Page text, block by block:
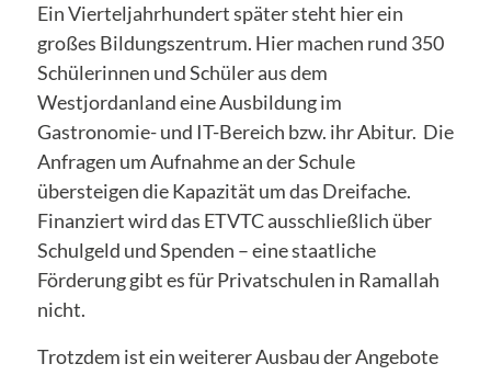
Ein Vierteljahrhundert später steht hier ein
großes Bildungszentrum. Hier machen rund 350
Schülerinnen und Schüler aus dem
Westjordanland eine Ausbildung im
Gastronomie- und IT-Bereich bzw. ihr Abitur. Die
Anfragen um Aufnahme an der Schule
übersteigen die Kapazität um das Dreifache.
Finanziert wird das ETVTC ausschließlich über
Schulgeld und Spenden – eine staatliche
Förderung gibt es für Privatschulen in Ramallah
nicht.
Trotzdem ist ein weiterer Ausbau der Angebote